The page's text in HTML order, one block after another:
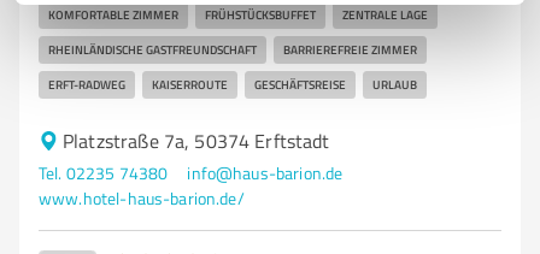
KOMFORTABLE ZIMMER FRÜHSTÜCKSBUFFET ZENTRALE LAGE
RHEINLÄNDISCHE GASTFREUNDSCHAFT BARRIEREFREIE ZIMMER
ERFT-RADWEG KAISERROUTE GESCHÄFTSREISE URLAUB
Platzstraße 7a, 50374 Erftstadt
Tel. 02235 74380
info@haus-barion.de
www.hotel-haus-barion.de/